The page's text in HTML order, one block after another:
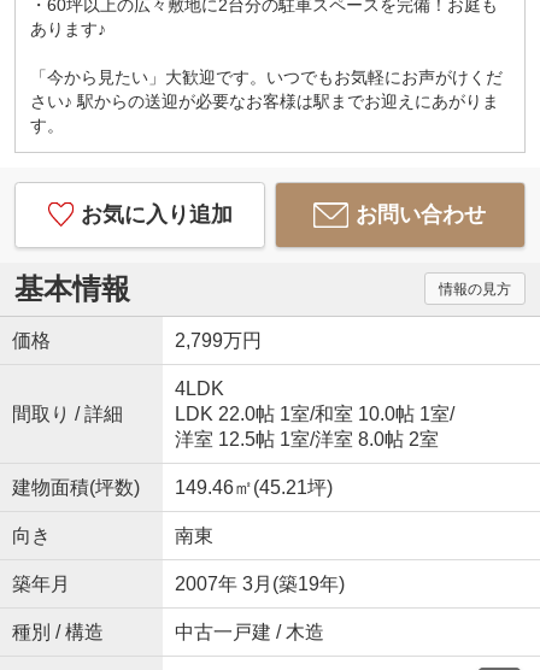
・60坪以上の広々敷地に2台分の駐車スペースを完備！お庭も
あります♪
「今から見たい」大歓迎です。いつでもお気軽にお声がけくだ
さい♪ 駅からの送迎が必要なお客様は駅までお迎えにあがりま
す。
お気に入り追加 お問い合わせ
基本情報 情報の見方
価格 2,799万円
間取り / 詳細
4LDK
LDK 22.0帖 1室/和室 10.0帖 1室/
洋室 12.5帖 1室/洋室 8.0帖 2室
建物面積(坪数) 149.46㎡(45.21坪)
向き 南東
築年月 2007年 3月(築19年)
種別 / 構造 中古一戸建 / 木造